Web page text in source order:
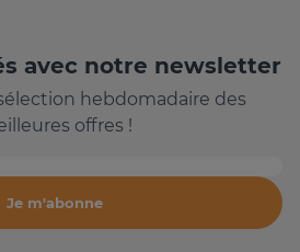
avec notre newsletter
hebdomadaire des
offres !
Je m'abonne